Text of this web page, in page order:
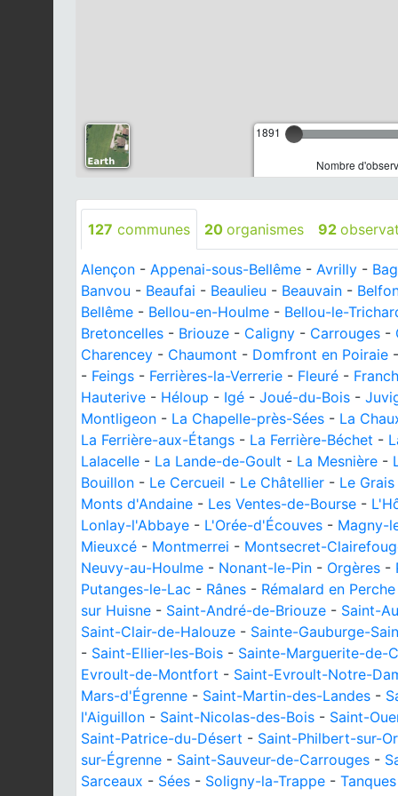
1891
Nombre
127 communes 20 organismes 92
Alençon - Appenai-sous-Bellême - Avrilly -
Banvou - Beaufai - Beaulieu - Beauvain -
Bellême - Bellou-en-Houlme - Bellou-le-
Bretoncelles - Briouze - Caligny - Carrouges -
Charencey - Chaumont - Domfront en Poiraie
- Feings - Ferrières-la-Verrerie - Fleuré -
Hauterive - Héloup - Igé - Joué-du-Bois -
Montligeon - La Chapelle-près-Sées - La
La Ferrière-aux-Étangs - La Ferrière-Béchet -
Lalacelle - La Lande-de-Goult - La Mesnière -
Bouillon - Le Cercueil - Le Châtellier - Le Grais
Monts d'Andaine - Les Ventes-de-Bourse -
Lonlay-l'Abbaye - L'Orée-d'Écouves - Magny-
Mieuxcé - Montmerrei - Montsecret-
Neuvy-au-Houlme - Nonant-le-Pin - Orgères -
Putanges-le-Lac - Rânes - Rémalard en Perche
sur Huisne - Saint-André-de-Briouze - Saint-
Saint-Clair-de-Halouze - Sainte-Gauburge-
- Saint-Ellier-les-Bois - Sainte-Marguerite-de-
Evroult-de-Montfort - Saint-Evroult-Notre-
Mars-d'Égrenne - Saint-Martin-des-Landes -
l'Aiguillon - Saint-Nicolas-des-Bois - Saint-
Saint-Patrice-du-Désert - Saint-Philbert-sur-
sur-Égrenne - Saint-Sauveur-de-Carrouges -
Sarceaux - Sées - Soligny-la-Trappe - Tanques